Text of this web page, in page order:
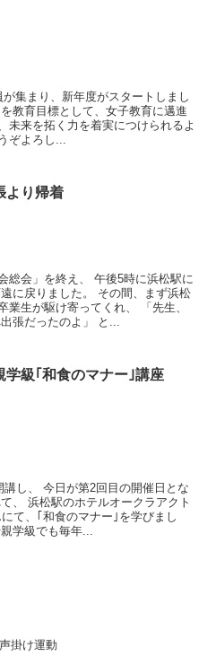
集まり、新年度がスタートしまし
教育目標として、女子教育に邁進
未来を拓く力を着実につけられるよ
ぞよろし...
より帰着
総会」を終え、 午後5時に浜松駅に
に戻りました。 その間、まず浜松
生が駆け寄ってくれ、 「先生、
張だったのよ」 と...
学級｢和食のマナー｣講座
し、 今日が第2回目の開催日とな
、 浜松駅のホテルオークラアクト
て、｢和食のマナー｣を学びまし
学級でも毎年...
掛け運動